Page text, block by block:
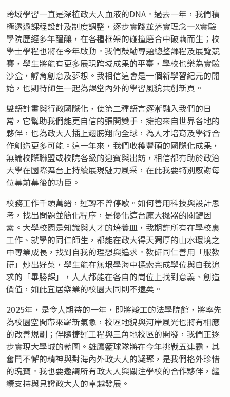
跨域學習一直是深植政大人血液的DNA。過去一年，我們積
極透過課程設計及制度調整，逐步實踐並落實理念—X實驗
學院歷經多年醞釀，在各種框架的碰撞磨合中破繭而生；校
學士學程也將在今年啟動。我們鼓勵專題總整課程及展覽競
賽，學生將能有更多展現跨域成果的平臺，學校也樂為實驗
沙盒，孵育創意及夢想。我相信這會是一個新學習紀元的開
始，也期待師生一起為課堂內外的學習風貌共創新頁。
雙語計畫與行政國際化，使第二種語言逐漸融入我們的日
常，它幫助我們能更自信的張開雙手，擁抱來自世界各地的
夥伴，也為政大人插上翅膀翔向全球，為人才培育及學術合
作創造更多可能。這一年來，我們收穫豐碩的國際化成果，
無論校際聯盟或校院各級的迎賓與出訪，相信都有助於政治
大學在國際舞台上持續展現魅力風采，在此我要特別感謝每
位幕前幕後的功臣。
校務工作千頭萬緒，運轉不曾停歇。如何善用科技與設計思
考，找出問題並簡化程序，是優化這台龐大機器的關鍵因
素。大學校園是知識與人才的培養皿，我期許所有在學校裏
工作、就學的同仁師生，都能在政大得天獨厚的山水環境之
中專業成長，找到自我的理想與追求。教研同仁善用「服教
研」炒出好菜，學生能在無垠學海中探索完成學位與自我追
求的「畢勝課」，人人都能在各自的崗位上找到意義、創造
價值，如此宜居樂業的校園大同則不遠矣。
2025年，是令人期待的一年，即將竣工的法學院館，將率先
為校園空間帶來嶄新氣象，校區地貌與河岸風光也將有相應
的改善規劃；伴隨捷運工程與三角地校區的開發，我們正逐
步實現大學城的藍圖。雄鷹籃球隊將在今年挑戰五連霸，其
奮鬥不懈的精神與對海內外政大人的凝聚，是我們格外珍惜
的瑰寶。我也要邀請所有政大人與關注學校的合作夥伴，繼
續支持與見證政大人的卓越發展。